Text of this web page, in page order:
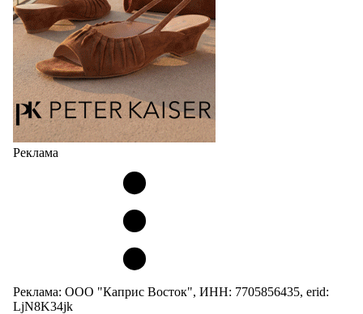
05.08.2026 2769
Реклама
Реклама: ООО "Каприс Восток", ИНН: 7705856435, erid:
LjN8K34jk